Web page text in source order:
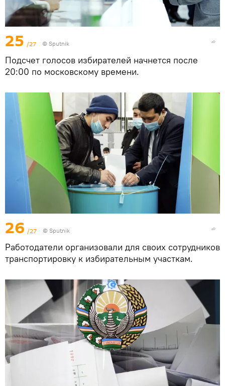
25 /27 © Sputnik
Подсчет голосов избирателей начнется после
20:00 по московскому времени.
26 /27 © Sputnik
Работодатели организовали для своих сотрудников
транспортировку к избирательным участкам.